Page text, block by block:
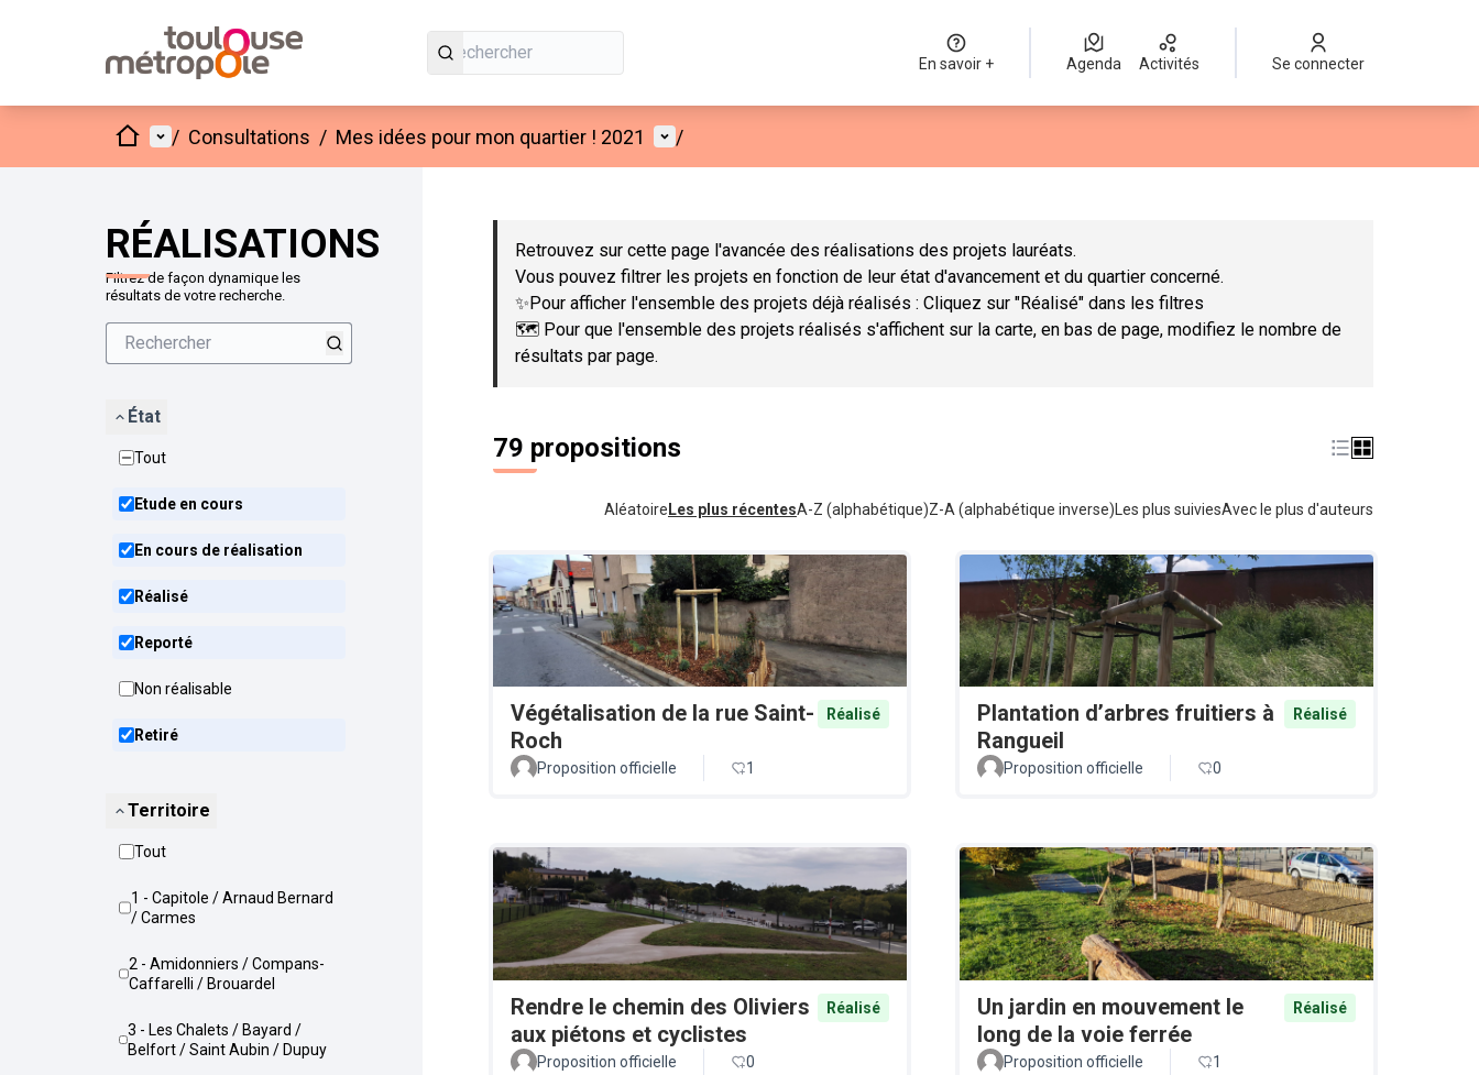
En savoir + Agenda Activités Se connecter
AccueilMenu principal
/ Consultations / Mes idées pour mon quartier ! 2021 Menu utilisateur
/
RÉALISATIONS
Filtrez de façon dynamique les
résultats de votre recherche.
État
Tout
Etude en cours
En cours de réalisation
Réalisé
Reporté
Non réalisable
Retiré
Territoire
Tout
1 - Capitole / Arnaud Bernard
/ Carmes
2 - Amidonniers / Compans-
Caffarelli / Brouardel
3 - Les Chalets / Bayard /
Belfort / Saint Aubin / Dupuy
Passer la carte
Retrouvez sur cette page l'avancée des réalisations des projets lauréats.
Vous pouvez filtrer les projets en fonction de leur état d'avancement et du quartier concerné.
✨Pour afficher l'ensemble des projets déjà réalisés : Cliquez sur "Réalisé" dans les filtres
🗺️ Pour que l'ensemble des projets réalisés s'affichent sur la carte, en bas de page, modifiez le nombre de
résultats par page.
79 propositions
Aléatoire Les plus récentesA-Z (alphabétique)Z-A (alphabétique inverse) Les plus suiviesAvec le plus d'auteurs
Végétalisation de la rue Saint-
Roch
Réalisé
Proposition officielle 1
Plantation d’arbres fruitiers à
Rangueil
Réalisé
Proposition officielle 0
Rendre le chemin des Oliviers
aux piétons et cyclistes
Réalisé
Proposition officielle 0
Un jardin en mouvement le
long de la voie ferrée
Réalisé
Proposition officielle 1